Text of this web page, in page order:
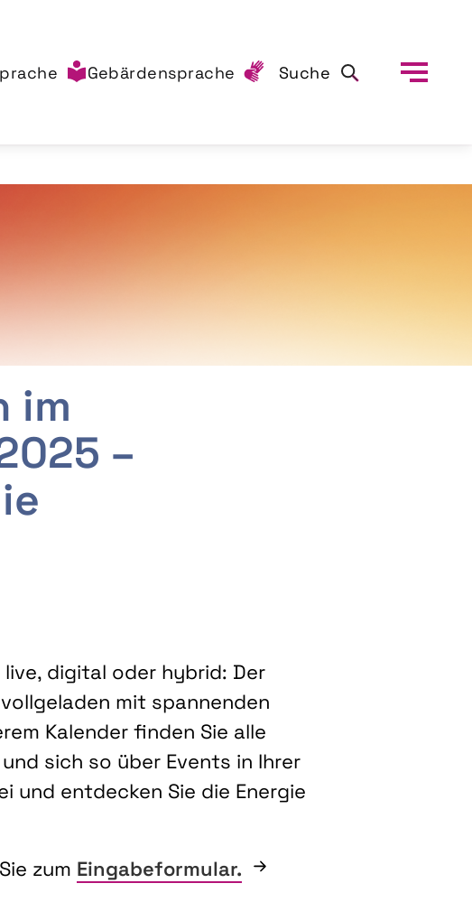
Gebärdensprache Suche
im
–
digital oder hybrid: Der
mit spannenden
Kalender finden Sie alle
sich so über Events in Ihrer
und entdecken Sie die Energie
zum Eingabeformular.